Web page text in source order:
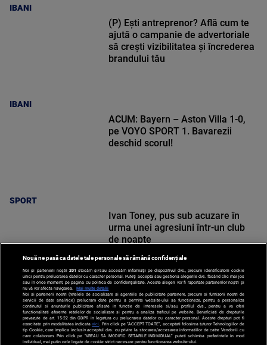
IBANI
IBANI
(P) Ești antreprenor? Află cum te
ajută o campanie de advertoriale
să crești vizibilitatea și încrederea
brandului tău
SPORT
ACUM: Bayern – Aston Villa 1-0,
pe VOYO SPORT 1. Bavarezii
deschid scorul!
SPORT
Ivan Toney, pus sub acuzare în
urma unei agresiuni într-un club
de noapte
Nouă ne pasă ca datele tale personale să rămână confidențiale
Noi și partenerii noștri 201 stocăm și/sau accesăm informații pe dispozitivul dvs., precum identificatorii cookie
unici pentru prelucrarea datelor cu caracter personal. Puteți accepta sau gestiona alegerile dvs. făcând clic mai jos
sau în orice moment, pe pagina cu politica de confidențialitate. Aceste alegeri vor fi raportate partenerilor noștri și
nu vă vor afecta navigarea.
Mai multe detalii
Noi si partenerii nostri (retelele de socializare si agentiile de publicitate partenere, precum si furnizorii nostri de
servicii de date analitice) prelucram date pentru a permite website-ului sa functioneze, pentru a personaliza
continutul si anunturile publicitare afisate in functie de interesele si/sau profilul dvs., pentru a va oferi
functionalitati aferente retelelor de socializare si pentru a analiza traficul pe website. Beneficiati de drepturile
prevazute de art. 15-22 din GDPR in legatura cu prelucrarea datelor cu caracter personal. Aceste drepturi pot fi
exercitate prin modalitatea indicataaici . Prin click pe “ACCEPT TOATE”, acceptati folosirea tuturor Tehnologiilor de
tip Cookie, care implica inclusiv acceptul dvs. cu privire la stocarea/accesarea informatiilor de catre Vendor-ii cu
care colaboram. Prin click pe “VREAU SA MODIFIC SETARILE INDIVIDUAL” puteti schimba preferintele in mod
individual, mai putin cele legate de cookie strict necesare pentru functionarea website-ului.